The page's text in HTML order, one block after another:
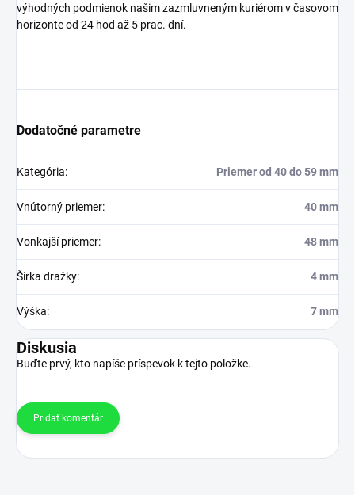
výhodných podmienok našim zazmluvneným kuriérom v časovom
horizonte od 24 hod až 5 prac. dní.
Dodatočné parametre
Kategória: Priemer od 40 do 59 mm
Vnútorný priemer: 40 mm
Vonkajší priemer: 48 mm
Šírka dražky: 4 mm
Výška: 7 mm
Diskusia
Buďte prvý, kto napíše príspevok k tejto položke.
Pridať komentár